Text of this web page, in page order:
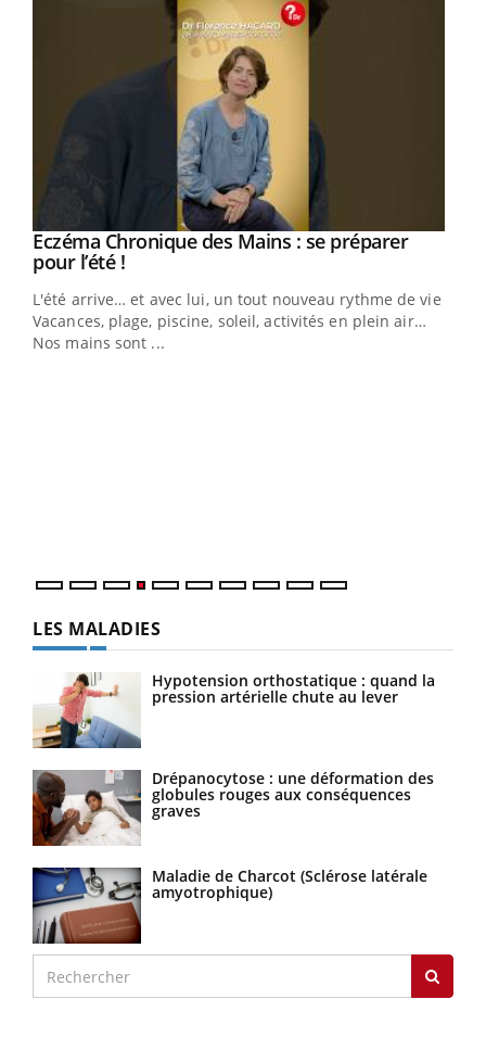
Youtube
Eczéma Chronique des Mains : se préparer
pour l’été !Youtube
L'été arrive… et avec lui, un tout nouveau rythme de vie !
Vacances, plage, piscine, soleil, activités en plein air…
Nos mains sont ...
LES MALADIES
Hypotension orthostatique : quand la
pression artérielle chute au lever
Drépanocytose : une déformation des
globules rouges aux conséquences
graves
Maladie de Charcot (Sclérose latérale
amyotrophique)